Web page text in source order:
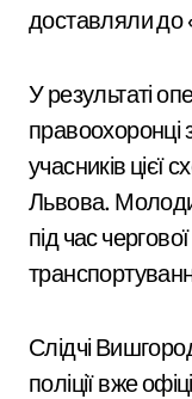
доставляли до
У результаті
правоохоронці
учасників цієї
Львова.
під час
Слідчі
поліції вже